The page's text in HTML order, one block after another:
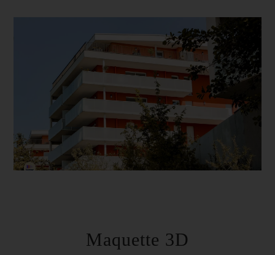
Maquette 3D